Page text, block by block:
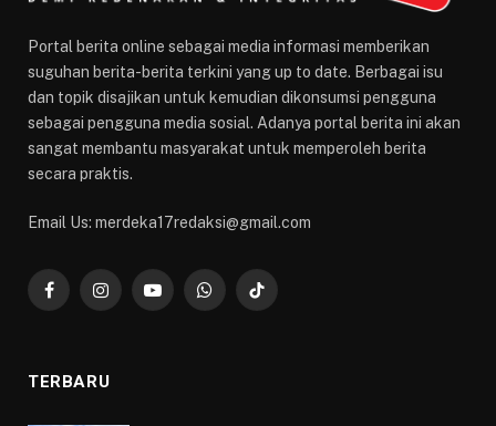
Portal berita online sebagai media informasi memberikan
suguhan berita-berita terkini yang up to date. Berbagai isu
dan topik disajikan untuk kemudian dikonsumsi pengguna
sebagai pengguna media sosial. Adanya portal berita ini akan
sangat membantu masyarakat untuk memperoleh berita
secara praktis.
Email Us: merdeka17redaksi@gmail.com
FacebookInstagramYouTubeWhatsAppTikTok
TERBARU